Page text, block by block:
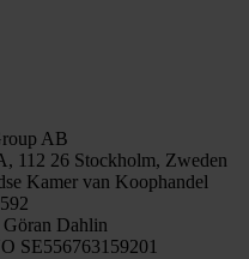
AB
112 26 Stockholm, Zweden
Kamer van Koophandel
Dahlin
SE556763159201